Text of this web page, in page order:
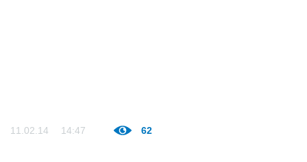
11.02.14 14:47 62